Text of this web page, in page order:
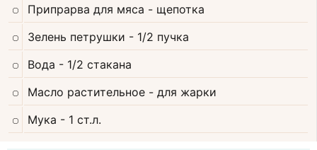
Припрарва для мяса - щепотка
Зелень петрушки - 1/2 пучка
Вода - 1/2 стакана
Масло растительное - для жарки
Мука - 1 ст.л.